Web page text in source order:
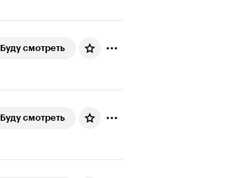
Буду смотреть
Буду смотреть